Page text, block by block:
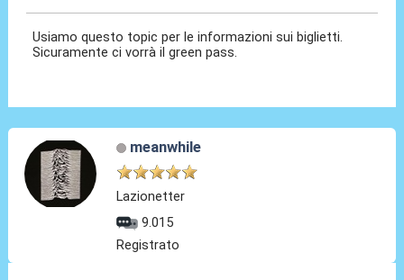
Usiamo questo topic per le informazioni sui biglietti.
Sicuramente ci vorrà il green pass.
meanwhile
Lazionetter
9.015
Registrato